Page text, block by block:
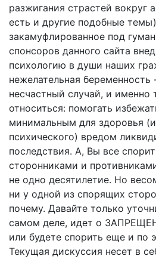
разжигания страстей вокруг
есть и другие подобные
закамуфлированное под
спонсоров данного сайта
психологию в души наших
нежелательная беременность
несчастный случай, и именно
относиться: помогать
минимальным для здоровья
психического) вредом
последствия. А, Вы все
сторонниками и
не одно десятилетие. Но
ни у одной из спорящих
почему. Давайте только
самом деле, идет о
или будете спорить еще и по
Текущая дискуссия несет в